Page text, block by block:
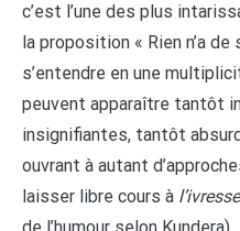
c’est l’une des plus
la proposition « Rien n’a
s’entendre en une
peuvent apparaître tantôt
insignifiantes, tantôt
ouvrant à autant
laisser libre cours à